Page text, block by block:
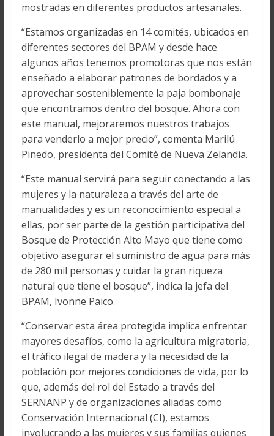
mostradas en diferentes productos artesanales.
“Estamos organizadas en 14 comités, ubicados en
diferentes sectores del BPAM y desde hace
algunos años tenemos promotoras que nos están
enseñado a elaborar patrones de bordados y a
aprovechar sosteniblemente la paja bombonaje
que encontramos dentro del bosque. Ahora con
este manual, mejoraremos nuestros trabajos
para venderlo a mejor precio”, comenta Marilú
Pinedo, presidenta del Comité de Nueva Zelandia.
“Este manual servirá para seguir conectando a las
mujeres y la naturaleza a través del arte de
manualidades y es un reconocimiento especial a
ellas, por ser parte de la gestión participativa del
Bosque de Protección Alto Mayo que tiene como
objetivo asegurar el suministro de agua para más
de 280 mil personas y cuidar la gran riqueza
natural que tiene el bosque”, indica la jefa del
BPAM, Ivonne Paico.
“Conservar esta área protegida implica enfrentar
mayores desafíos, como la agricultura migratoria,
el tráfico ilegal de madera y la necesidad de la
población por mejores condiciones de vida, por lo
que, además del rol del Estado a través del
SERNANP y de organizaciones aliadas como
Conservación Internacional (CI), estamos
involucrando a las mujeres y sus familias quienes